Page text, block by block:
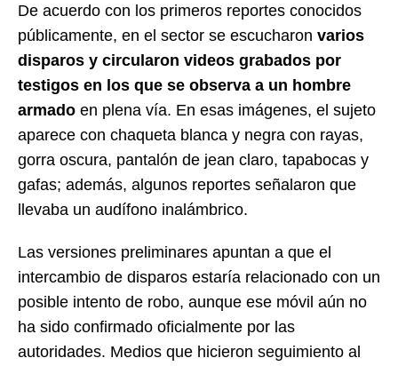
De acuerdo con los primeros reportes conocidos
públicamente, en el sector se escucharon varios
disparos y circularon videos grabados por
testigos en los que se observa a un hombre
armado en plena vía. En esas imágenes, el sujeto
aparece con chaqueta blanca y negra con rayas,
gorra oscura, pantalón de jean claro, tapabocas y
gafas; además, algunos reportes señalaron que
llevaba un audífono inalámbrico.
Las versiones preliminares apuntan a que el
intercambio de disparos estaría relacionado con un
posible intento de robo, aunque ese móvil aún no
ha sido confirmado oficialmente por las
autoridades. Medios que hicieron seguimiento al